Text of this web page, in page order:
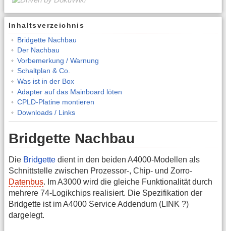
Inhaltsverzeichnis
Bridgette Nachbau
Der Nachbau
Vorbemerkung / Warnung
Schaltplan & Co.
Was ist in der Box
Adapter auf das Mainboard löten
CPLD-Platine montieren
Downloads / Links
Bridgette Nachbau
Die Bridgette dient in den beiden A4000-Modellen als
Schnittstelle zwischen Prozessor-, Chip- und Zorro-
Datenbus. Im A3000 wird die gleiche Funktionalität durch
mehrere 74-Logikchips realisiert. Die Spezifikation der
Bridgette ist im A4000 Service Addendum (LINK ?)
dargelegt.